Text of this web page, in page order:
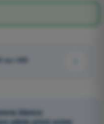
sur 448
blancs